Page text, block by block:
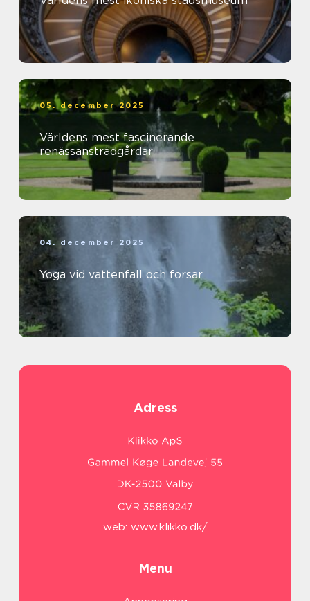
05. december 2025
Världens mest fascinerande
renässansträdgårdar
04. december 2025
Yoga vid vattenfall och forsar
Adress
web: www.klikko.dk/
Menu